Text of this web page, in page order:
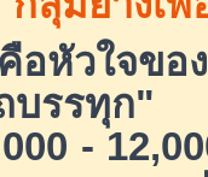
อหัวใจขอ
บรรทุก"
-